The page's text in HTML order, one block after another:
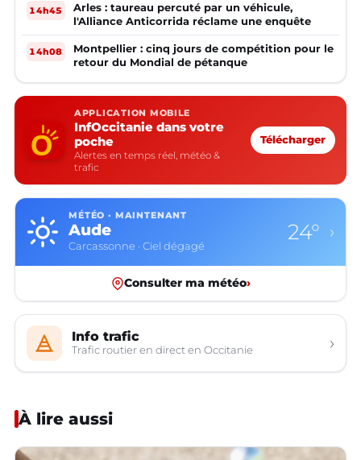
14h45
Arles : taureau percuté par un véhicule,
l'Alliance Anticorrida réclame une enquête
14h08
Montpellier : cinq jours de compétition pour le
retour du Mondial de pétanque
APPLICATION MOBILE
InfOccitanie dans votre
poche
Alertes en temps réel, météo &
trafic
Télécharger
MÉTÉO · MAINTENANT
Aveyron
Rodez · Ciel dégagé
16° ›
Consulter ma météo›
Info trafic
Trafic routier en direct en Occitanie ›
À lire aussi